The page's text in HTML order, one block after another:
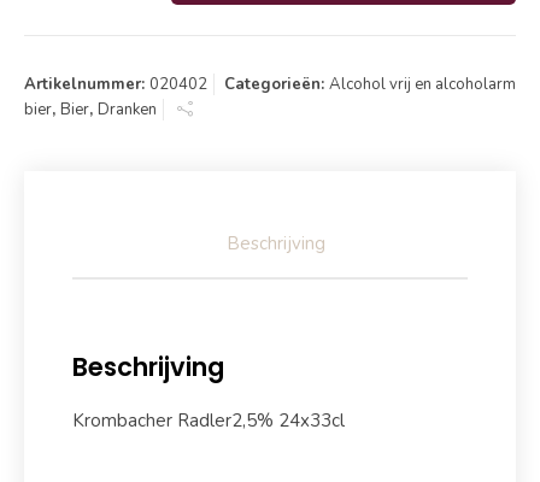
Artikelnummer: 020402 Categorieën: Alcohol vrij en alcoholarm
bier, Bier, Dranken
Beschrijving
Beschrijving
Krombacher Radler2,5% 24x33cl